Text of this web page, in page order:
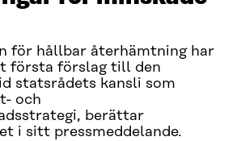
för hållbar återhämtning har
första förslag till den
statsrådets kansli som
och
berättar
i sitt pressmeddelande.